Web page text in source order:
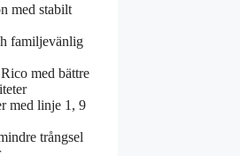
med stabilt
familjevänlig
med bättre
med linje 1, 9
trångsel